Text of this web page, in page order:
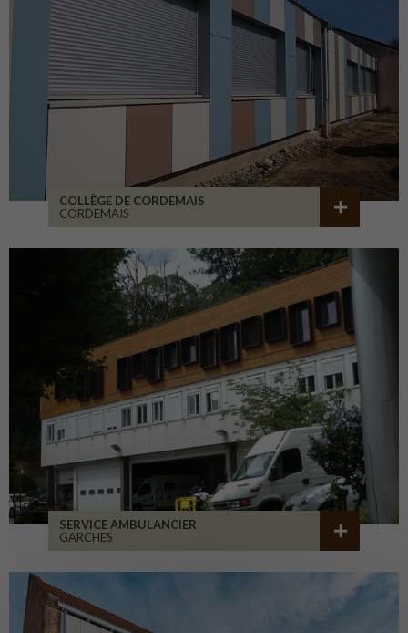
COLLÈGE DE CORDEMAIS
CORDEMAIS
SERVICE AMBULANCIER
GARCHES